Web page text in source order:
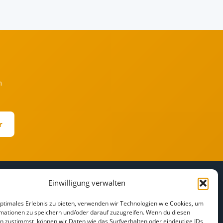
Einwilligung verwalten
Erlebnis zu bieten, verwenden wir Technologien wie Cookies, um
zu speichern und/oder darauf zuzugreifen. Wenn du diesen
zustimmst, können wir Daten wie das Surfverhalten oder eindeutige IDs
RECHTLICHES
Impressum
Datenschutz